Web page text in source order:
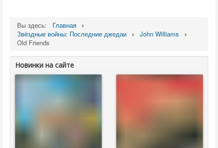
Вы здесь:
Главная
Звёздные войны: Последние джедаи
John Williams
Old Friends
Новинки на сайте